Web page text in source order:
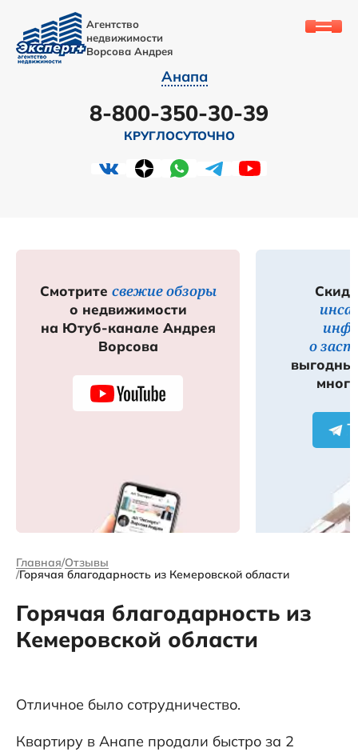
Агентство
недвижимости
Ворсова Андрея
Анапа
8-800-350-30-39
КРУГЛОСУТОЧНО
Смотрите свежие обзоры
о недвижимости
на Ютуб-канале Андрея
Ворсова
о
Главная Отзывы
Горячая благодарность из Кемеровской области
Горячая благодарность из
Кемеровской области
Отличное было сотрудничество.
Квартиру в Анапе продали быстро за 2